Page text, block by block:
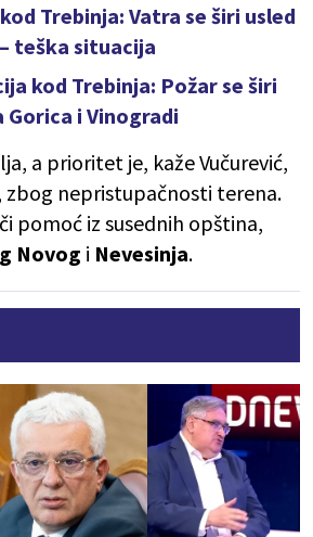
Trebinja: Vatra se širi usled
teška situacija
kod Trebinja: Požar se širi
Gorica i Vinogradi
a prioritet je, kaže Vučurević,
zbog nepristupačnosti terena.
pomoć iz susednih opština,
Novog i Nevesinja.